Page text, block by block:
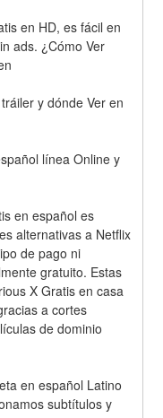
en HD, es fácil en
ads. ¿Cómo Ver
y dónde Ver en
línea Online y
en español es
alternativas a Netflix
de pago ni
gratuito. Estas
X Gratis en casa
a cortes
de dominio
en español Latino
subtítulos y